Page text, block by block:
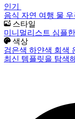
인기
음식 자연 여행 물
스타일
미니멀리스트 심플한
색상
검은색 하얀색 회색
최신 템플릿을 탐색